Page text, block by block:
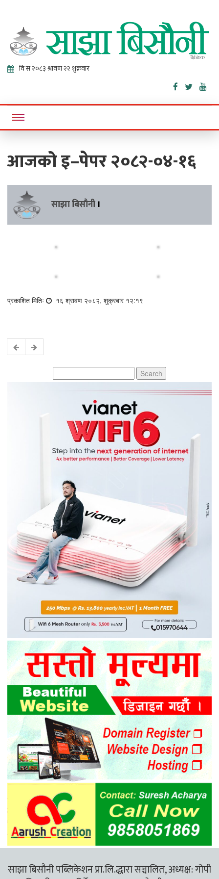
Sajha
Bisaunee
Online News Portal
आजको इ–पेपर २०८२-०४-१६
साझा बिसौनी ।
प्रकाशित मितिः १६ श्रावण २०८२, शुक्रबार १२:१९
for:
साझा बिसौनी पब्लिकेशन प्रा.लि.द्धारा सञ्चालित, अध्यक्ष: गोपी